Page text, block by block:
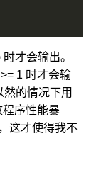
才会输出。
1 时才会输
的情况下用
序性能暴
这才使得我不